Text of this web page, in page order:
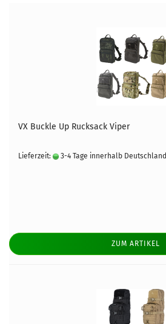
VX Buckle Up Rucksack Viper
Lieferzeit: 3-4 Tage innerhalb Deutschland
ZUM ARTIKEL